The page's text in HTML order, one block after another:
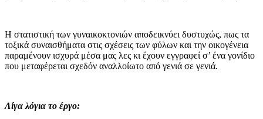
Η στατιστική των γυναικοκτονιών αποδεικνύει δυστυχώς, πως τα
τοξικά συναισθήματα στις σχέσεις των φύλων και την οικογένεια
παραμένουν ισχυρά μέσα μας λες κι έχουν εγγραφεί σ’ ένα γονίδιο
που μεταφέρεται σχεδόν αναλλοίωτο από γενιά σε γενιά.
Λίγα λόγια το έργο: